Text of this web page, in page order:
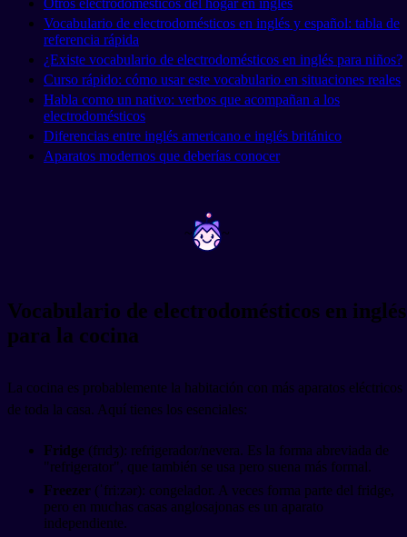
Otros electrodomésticos del hogar en inglés
Vocabulario de electrodomésticos en inglés y español: tabla de
referencia rápida
¿Existe vocabulario de electrodomésticos en inglés para niños?
Curso rápido: cómo usar este vocabulario en situaciones reales
Habla como un nativo: verbos que acompañan a los
electrodomésticos
Diferencias entre inglés americano e inglés británico
Aparatos modernos que deberías conocer
~ ~
Vocabulario de electrodomésticos en inglés
para la cocina
La cocina es probablemente la habitación con más aparatos eléctricos
de toda la casa. Aquí tienes los esenciales:
Fridge (frɪdʒ): refrigerador/nevera. Es la forma abreviada de
"refrigerator", que también se usa pero suena más formal.
Freezer (ˈfriːzər): congelador. A veces forma parte del fridge,
pero en muchas casas anglosajonas es un aparato
independiente.